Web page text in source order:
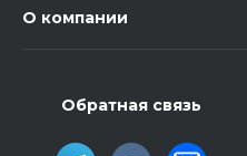
О компании
Обратная связь